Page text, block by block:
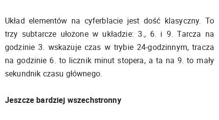
Układ elementów na cyferblacie jest dość klasyczny. To
trzy subtarcze ułożone w układzie: 3., 6. i 9. Tarcza na
godzinie 3. wskazuje czas w trybie 24-godzinnym, tracza
na godzinie 6. to licznik minut stopera, a ta na 9. to mały
sekundnik czasu głównego.
Jeszcze bardziej wszechstronny